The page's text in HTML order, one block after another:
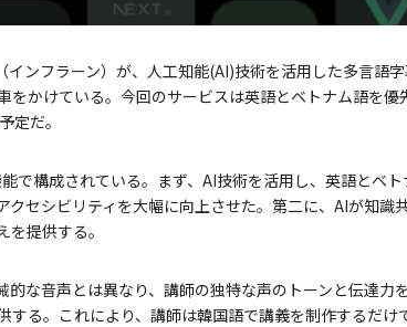
ンフラーン）が、人工知能(AI)技術を活用した多言語
かけている。今回のサービスは英語とベトナム語を優
定だ。
で構成されている。まず、AI技術を活用し、英語とベ
セシビリティを大幅に向上させた。第二に、AIが知識
提供する。
な音声とは異なり、講師の独特な声のトーンと伝達力
する。これにより、講師は韓国語で講義を制作するだけ